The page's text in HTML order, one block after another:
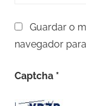
Guardar o
navegador
Captcha *